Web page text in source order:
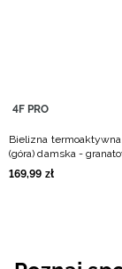
4F PRO
Bielizna
(góra) damska -
169,99 zł